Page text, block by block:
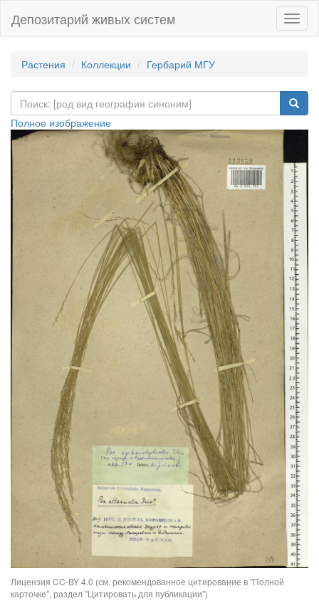
Депозитарий живых систем
Растения Коллекции Гербарий МГУ
Полное изображение
Лицензия CC-BY 4.0 (см. рекомендованное цитирование в "Полной
карточке", раздел "Цитировать для публикации")